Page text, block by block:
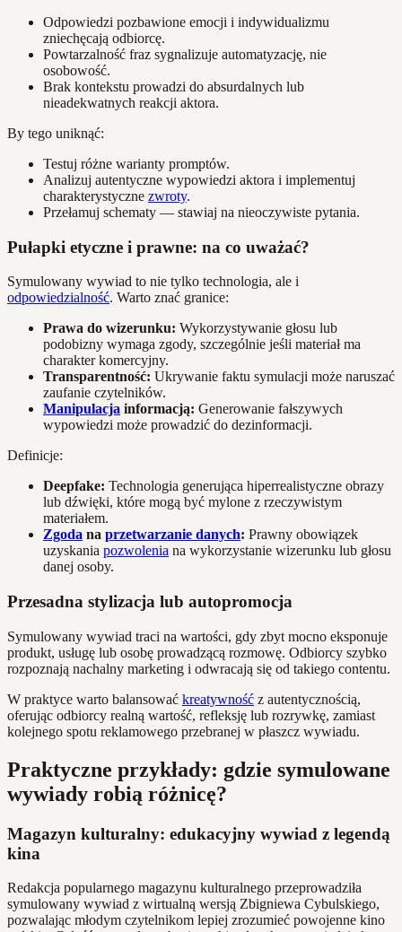
Odpowiedzi pozbawione emocji i indywidualizmu
zniechęcają odbiorcę.
Powtarzalność fraz sygnalizuje automatyzację, nie
osobowość.
Brak kontekstu prowadzi do absurdalnych lub
nieadekwatnych reakcji aktora.
By tego uniknąć:
Testuj różne warianty promptów.
Analizuj autentyczne wypowiedzi aktora i implementuj
charakterystyczne zwroty.
Przełamuj schematy — stawiaj na nieoczywiste pytania.
Pułapki etyczne i prawne: na co uważać?
Symulowany wywiad to nie tylko technologia, ale i
odpowiedzialność. Warto znać granice:
Prawa do wizerunku: Wykorzystywanie głosu lub
podobizny wymaga zgody, szczególnie jeśli materiał ma
charakter komercyjny.
Transparentność: Ukrywanie faktu symulacji może naruszać
zaufanie czytelników.
Manipulacja informacją: Generowanie fałszywych
wypowiedzi może prowadzić do dezinformacji.
Definicje:
Deepfake: Technologia generująca hiperrealistyczne obrazy
lub dźwięki, które mogą być mylone z rzeczywistym
materiałem.
Zgoda na przetwarzanie danych: Prawny obowiązek
uzyskania pozwolenia na wykorzystanie wizerunku lub głosu
danej osoby.
Przesadna stylizacja lub autopromocja
Symulowany wywiad traci na wartości, gdy zbyt mocno eksponuje
produkt, usługę lub osobę prowadzącą rozmowę. Odbiorcy szybko
rozpoznają nachalny marketing i odwracają się od takiego contentu.
W praktyce warto balansować kreatywność z autentycznością,
oferując odbiorcy realną wartość, refleksję lub rozrywkę, zamiast
kolejnego spotu reklamowego przebranej w płaszcz wywiadu.
Praktyczne przykłady: gdzie symulowane
wywiady robią różnicę?
Magazyn kulturalny: edukacyjny wywiad z legendą
kina
Redakcja popularnego magazynu kulturalnego przeprowadziła
symulowany wywiad z wirtualną wersją Zbigniewa Cybulskiego,
pozwalając młodym czytelnikom lepiej zrozumieć powojenne kino